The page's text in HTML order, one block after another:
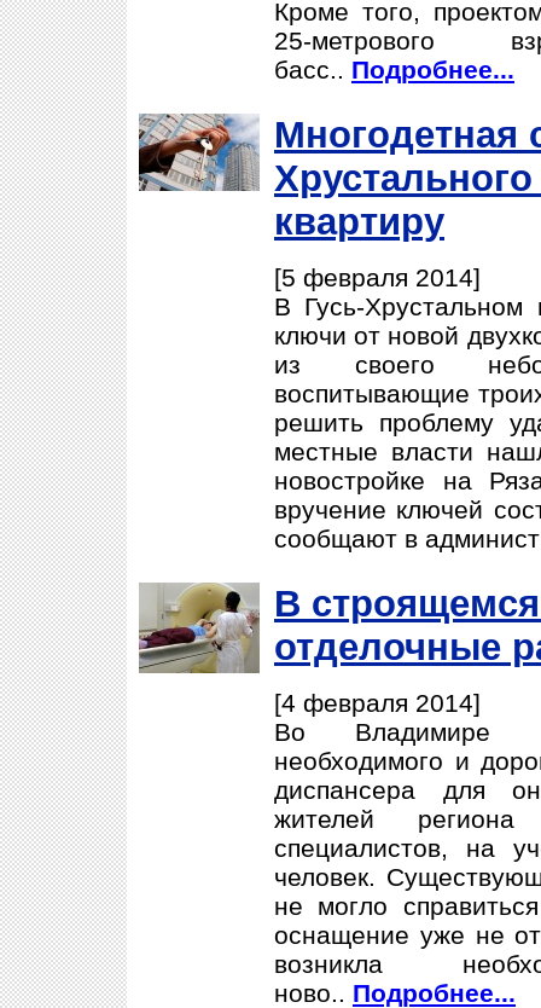
Кроме того,
25-метрового
басс.. Подробнее...
Многодетная
квартиру
[5 февраля 2014]
В Гусь-Хрустальном
ключи от новой
из своего
воспитывающие
решить проблему
местные власти
новостройке на
вручение ключей
сообщают в
В
отделочные
[4 февраля 2014]
Во Владимире
необходимого и
диспансера для
жителей
специалистов, на
человек.
не могло
оснащение уже не
возникла
ново.. Подробнее...